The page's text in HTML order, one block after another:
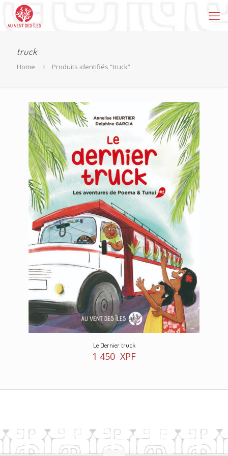
truck
Home Produits identifiés “truck”
Le Dernier truck
1 450 XPF